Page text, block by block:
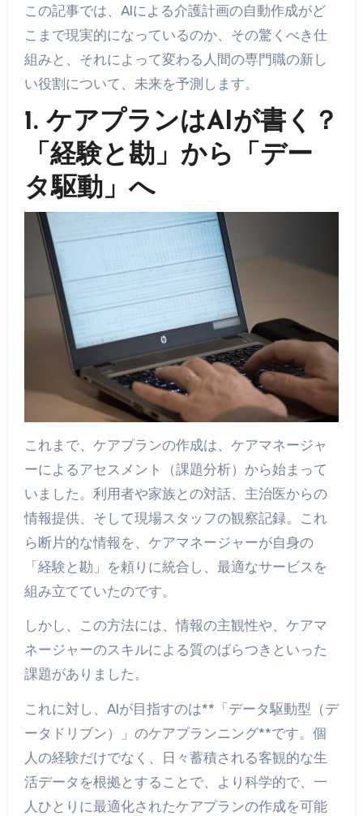
この記事では、AIによる介護計画の自動作成がど
こまで現実的になっているのか、その驚くべき仕
組みと、それによって変わる人間の専門職の新し
い役割について、未来を予測します。
1. ケアプランはAIが書く？
「経験と勘」から「デー
タ駆動」へ
これまで、ケアプランの作成は、ケアマネージャ
ーによるアセスメント（課題分析）から始まって
いました。利用者や家族との対話、主治医からの
情報提供、そして現場スタッフの観察記録。これ
ら断片的な情報を、ケアマネージャーが自身の
「経験と勘」を頼りに統合し、最適なサービスを
組み立てていたのです。
しかし、この方法には、情報の主観性や、ケアマ
ネージャーのスキルによる質のばらつきといった
課題がありました。
これに対し、AIが目指すのは**「データ駆動型（デ
ータドリブン）」のケアプランニング**です。個
人の経験だけでなく、日々蓄積される客観的な生
活データを根拠とすることで、より科学的で、一
人ひとりに最適化されたケアプランの作成を可能